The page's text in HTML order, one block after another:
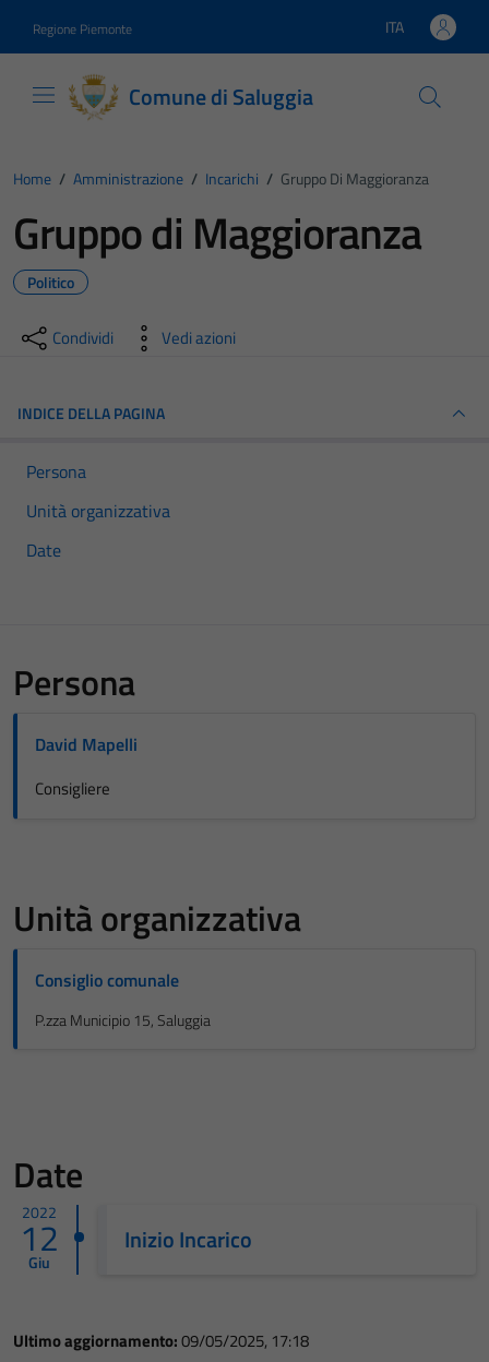
Regione Piemonte Lingua attiva:
ITA
Comune di Saluggia
Home / Amministrazione / Incarichi / Gruppo Di Maggioranza
Gruppo di Maggioranza
Politico
Condividi Vedi azioni
INDICE DELLA PAGINA
Persona
Unità organizzativa
Date
Persona
David Mapelli
Consigliere
Unità organizzativa
Consiglio comunale
P.zza Municipio 15, Saluggia
Date
2022
12
Giu
Inizio Incarico
Ultimo aggiornamento:09/05/2025, 17:18